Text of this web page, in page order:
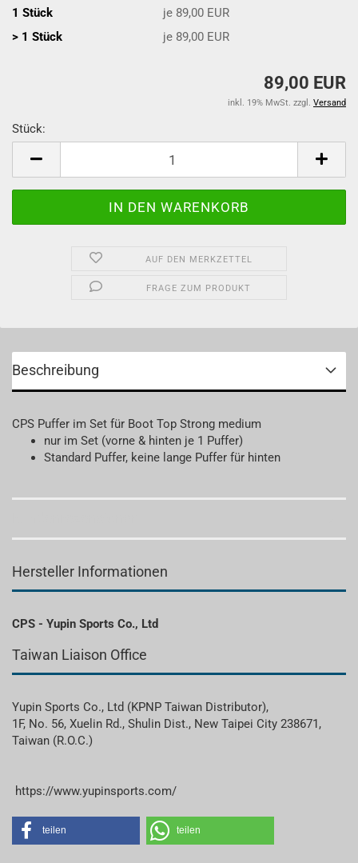
1 Stück
je 89,00 EUR
> 1 Stück
je 89,00 EUR
89,00 EUR
inkl. 19% MwSt. zzgl. Versand
Stück:
AUF DEN MERKZETTEL
FRAGE ZUM PRODUKT
Beschreibung
CPS Puffer im Set für Boot Top Strong medium
nur im Set (vorne & hinten je 1 Puffer)
Standard Puffer, keine lange Puffer für hinten
Hersteller Informationen
CPS - Yupin Sports Co., Ltd
Taiwan Liaison Office
Yupin Sports Co., Ltd (KPNP Taiwan Distributor),
1F, No. 56, Xuelin Rd., Shulin Dist., New Taipei City 238671,
Taiwan (R.O.C.)
https://www.yupinsports.com/
teilen teilen